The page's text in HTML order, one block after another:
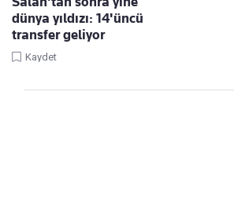
dünya yıldızı: 14'üncü
transfer geliyor
Kaydet